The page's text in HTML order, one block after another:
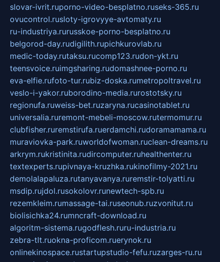
slovar-ivrit.ruporno-video-besplatno.ruseks-365.ru
ovucontrol.rusloty-igrovyye-avtomaty.ru
ru-industriya.rurusskoe-porno-besplatno.ru
belgorod-day.rudigilith.rupichkurovlab.ru
medic-today.rutaksu.rucomp123.rudon-ykt.ru
teensvoice.ruimgsharing.rudomashnee-porno.ru
eva-elfie.rufoto-tur.rubiz-doska.rumetropoltravel.ru
veslo-i-yakor.ruborodino-media.rurostotsky.ru
regionufa.ruweiss-bet.ruzaryna.rucasinotablet.ru
universalia.ruremont-mebeli-moscow.rutermomur.ru
clubfisher.ruremstirufa.ruerdamchi.rudoramamama.ru
muraviovka-park.ruworldofwoman.ruclean-dreams.ru
arkrym.rukristinita.rudircomputer.ruhealthenter.ru
textexperts.rupivnaya-kruzhka.rukinofilmy-2021.ru
demolalapaluza.rutanyavanya.ruremstir-tolyatti.ru
msdip.rujdol.rusokolovr.runewtech-spb.ru
rezemkleim.rumassage-tai.ruseonub.ruzvonitut.ru
biolisichka24.rumncraft-download.ru
algoritm-sistema.rugodflesh.ruru-industria.ru
zebra-tlt.ruokna-proficom.ruerynok.ru
onlinekinospace.rustartupstudio-fefu.ruzarges-ru.ru